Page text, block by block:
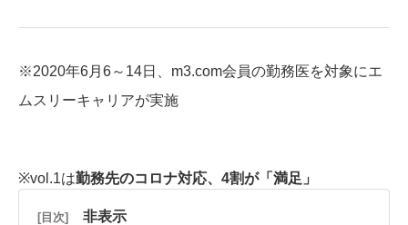
※2020年6月6～14日、m3.com会員の勤務医を対象にエ
ムスリーキャリアが実施
※vol.1は勤務先のコロナ対応、4割が「満足」
[目次] 非表示